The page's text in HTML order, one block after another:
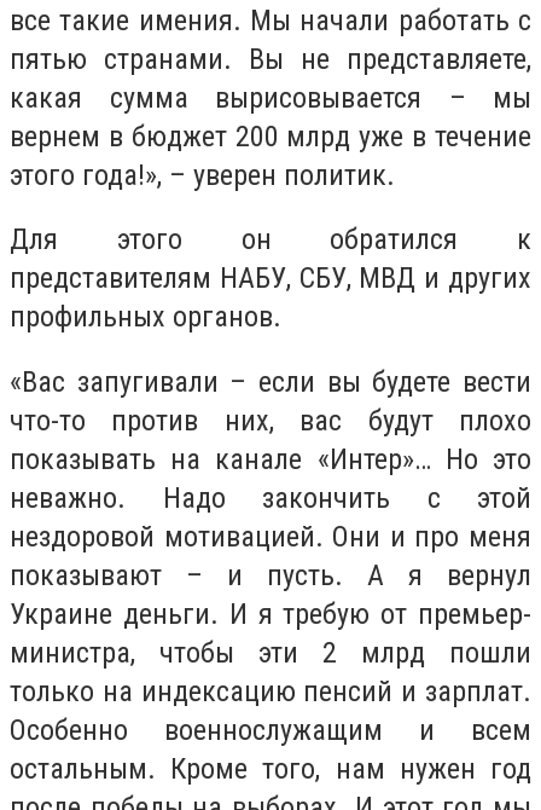
все такие имения. Мы начали работать с
пятью странами. Вы не представляете,
какая сумма вырисовывается – мы
вернем в бюджет 200 млрд уже в течение
этого года!», – уверен политик.
Для этого он обратился к
представителям НАБУ, СБУ, МВД и других
профильных органов.
«Вас запугивали – если вы будете вести
что-то против них, вас будут плохо
показывать на канале «Интер»… Но это
неважно. Надо закончить с этой
нездоровой мотивацией. Они и про меня
показывают – и пусть. А я вернул
Украине деньги. И я требую от премьер-
министра, чтобы эти 2 млрд пошли
только на индексацию пенсий и зарплат.
Особенно военнослужащим и всем
остальным. Кроме того, нам нужен год